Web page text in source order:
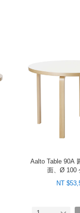
Aalto Table 90A
面、Ø 100
NT